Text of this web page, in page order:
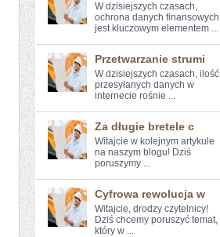
W ⁣dzisiejszych czasach,
ochrona ‍danych finansowych‌
jest kluczowym elementem ...
Przetwarzanie strumi
W ​dzisiejszych czasach,⁣ ilość
przesyłanych danych w
internecie rośnie ...
Za długie bretele c
Witajcie w kolejnym artykule ​
na naszym blogu! Dziś
‌poruszymy ...
Cyfrowa rewolucja w
Witajcie, drodzy czytelnicy!
Dziś chcemy poruszyć temat,
który w ...